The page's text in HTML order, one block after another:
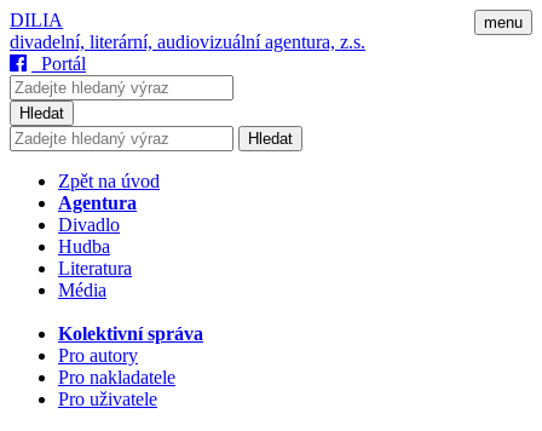
menu
DILIA
divadelní, literární, audiovizuální agentura, z.s.
Portál
Hledat
Hledat
Zpět na úvod
Agentura
Divadlo
Hudba
Literatura
Média
Kolektivní správa
Pro autory
Pro nakladatele
Pro uživatele